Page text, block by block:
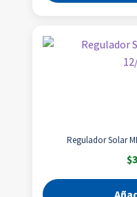
Regulador Solar
$